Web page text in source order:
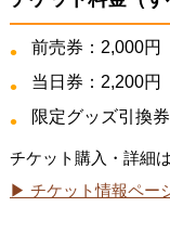
前売券：2,000円
当日券：2,200円
限定グッズ引換
チケット購入・詳細
▶ チケット情報ペー